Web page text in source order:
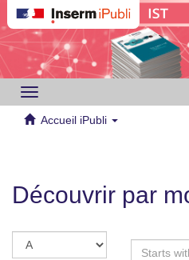
Toggle
navigation
Accueil iPubli
Découvrir par